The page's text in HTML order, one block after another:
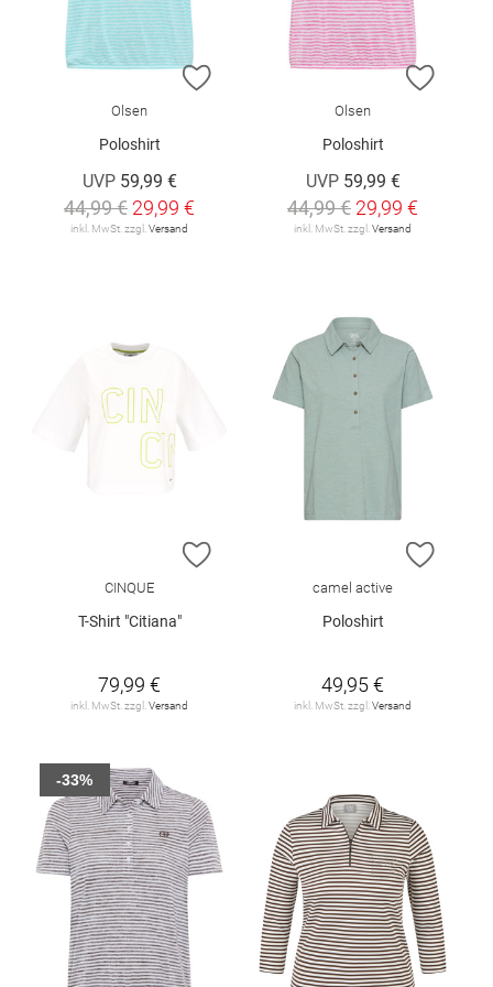
ZUR WUNSCHLISTE HINZUFÜGEN
Olsen
Poloshirt
UVP 59,99 €
44,99 € 29,99 €
inkl. MwSt. zzgl. Versand
ZUR
Olsen
Poloshirt
UVP 59,99 €
44,99 € 29,99 €
inkl. MwSt. zzgl. Versand
ZUR WUNSCHLISTE HINZUFÜGEN
CINQUE
T-Shirt "Citiana"
79,99 €
inkl. MwSt. zzgl. Versand
ZUR
camel active
Poloshirt
49,95 €
inkl. MwSt. zzgl. Versand
-33%